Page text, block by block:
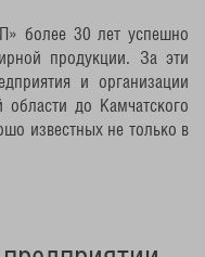
более 30 лет успешно
продукции. За эти
и организации
до Камчатского
известных не только в